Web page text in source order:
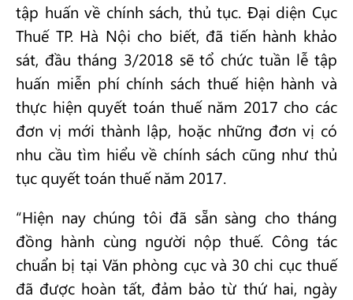
tập huấn về chính sách, thủ tục. Đại diện Cục
Thuế TP. Hà Nội cho biết, đã tiến hành khảo
sát, đầu tháng 3/2018 sẽ tổ chức tuần lễ tập
huấn miễn phí chính sách thuế hiện hành và
thực hiện quyết toán thuế năm 2017 cho các
đơn vị mới thành lập, hoặc những đơn vị có
nhu cầu tìm hiểu về chính sách cũng như thủ
tục quyết toán thuế năm 2017.
“Hiện nay chúng tôi đã sẵn sàng cho tháng
đồng hành cùng người nộp thuế. Công tác
chuẩn bị tại Văn phòng cục và 30 chi cục thuế
đã được hoàn tất, đảm bảo từ thứ hai, ngày